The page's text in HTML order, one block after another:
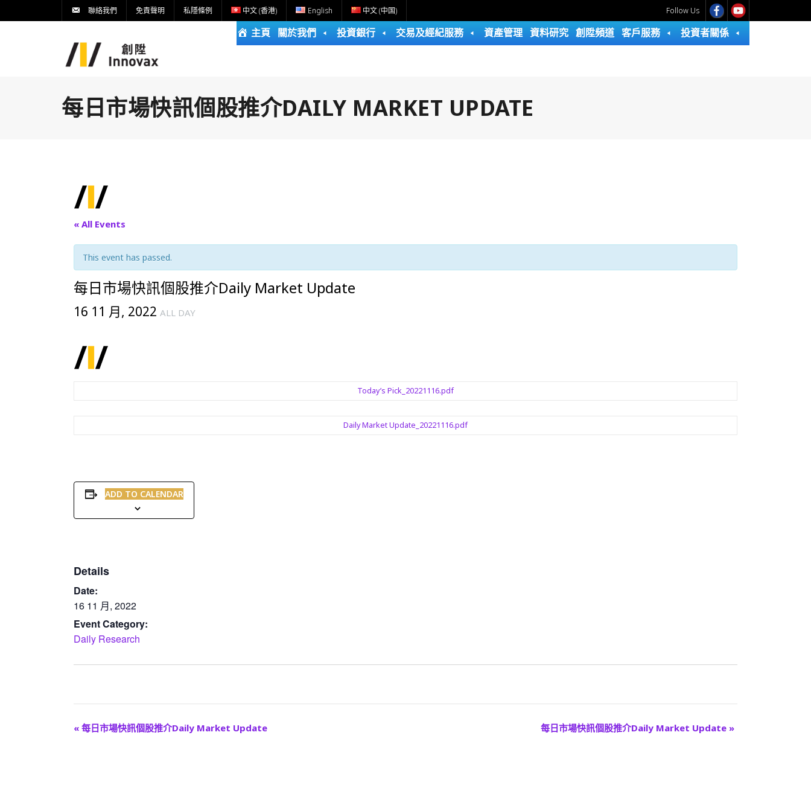
聯絡我們 免責聲明 私隱條例 中文 (香港) English 中文 (中国) Follow Us
主頁 關於我們 投資銀行 交易及經紀服務 資產管理 資料研究 創陞頻道 客戶服務 投資者關係
每日市場快訊個股推介DAILY MARKET UPDATE
« All Events
This event has passed.
每日市場快訊個股推介Daily Market Update
16 11 月, 2022 ALL DAY
Today’s Pick_20221116.pdf
Daily Market Update_20221116.pdf
ADD TO CALENDAR
Details
Date:
16 11 月, 2022
Event Category:
Daily Research
E
« 每日市場快訊個股推介Daily Market Update 每日市場快訊個股推介Daily Market Update »